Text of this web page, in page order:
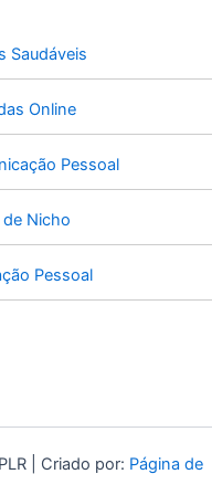
Saudáveis
Online
Pessoal
de Nicho
Pessoal
| Criado por: Página de